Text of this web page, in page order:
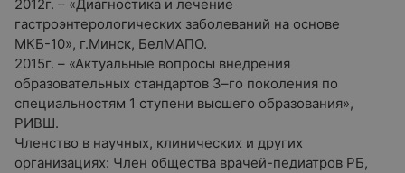
2012г. – «Диагностика и лечение
гастроэнтерологических заболеваний на основе
МКБ-10», г.Минск, БелМАПО.
2015г. – «Актуальные вопросы внедрения
образовательных стандартов 3–го поколения по
специальностям 1 ступени высшего образования»,
РИВШ.
Членство в научных, клинических и других
организациях: Член общества врачей-педиатров РБ,